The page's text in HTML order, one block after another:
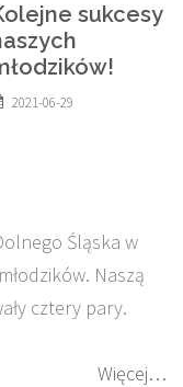
sukcesy
2021-06-29
Śląska w
Naszą
cztery pary.
Więcej…